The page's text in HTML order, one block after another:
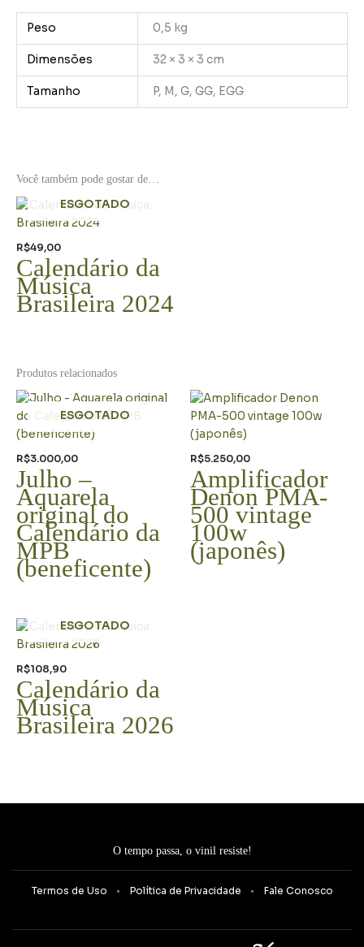
Peso 0,5 kg
Dimensões 32 × 3 × 3 cm
Tamanho P, M, G, GG, EGG
Você também pode gostar de…
ESGOTADO
R$49,00
Calendário da
Música
Brasileira 2024
Produtos relacionados
ESGOTADO
R$3.000,00
Julho –
Aquarela
original do
Calendário da
MPB
(beneficente)
R$5.250,00
Amplificador
Denon PMA-
500 vintage
100w
(japonês)
ESGOTADO
R$108,90
Calendário da
Música
Brasileira 2026
O tempo passa, o vinil resiste!
Termos de Uso Política de Privacidade Fale Conosco